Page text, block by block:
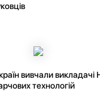
вивчали
технологій